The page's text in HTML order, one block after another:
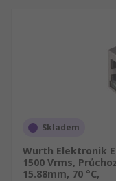
Skladem
Wurth Elektronik
1500 Vrms,
15.88mm, 70 °C,